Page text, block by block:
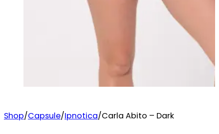
Shop/Capsule/Ipnotica/Carla Abito – Dark